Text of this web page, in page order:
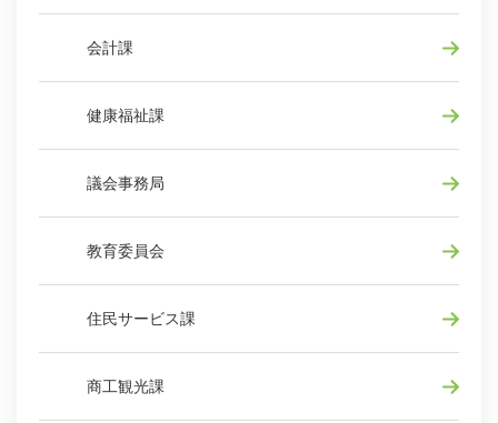
会計課
健康福祉課
議会事務局
教育委員会
住民サービス課
商工観光課